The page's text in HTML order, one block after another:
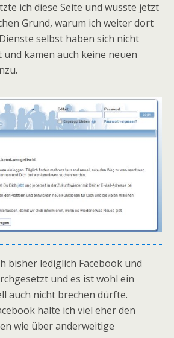
ich diese Seite und wüsste jetzt
Grund, warum ich weiter dort
selbst haben sich nicht
kamen auch keine neuen
bisher lediglich Facebook und
und es ist wohl ein
auch nicht brechen dürfte.
halte ich viel eher den
wie über anderweitige